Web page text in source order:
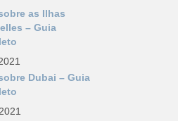
as Ilhas
– Guia
Dubai – Guia